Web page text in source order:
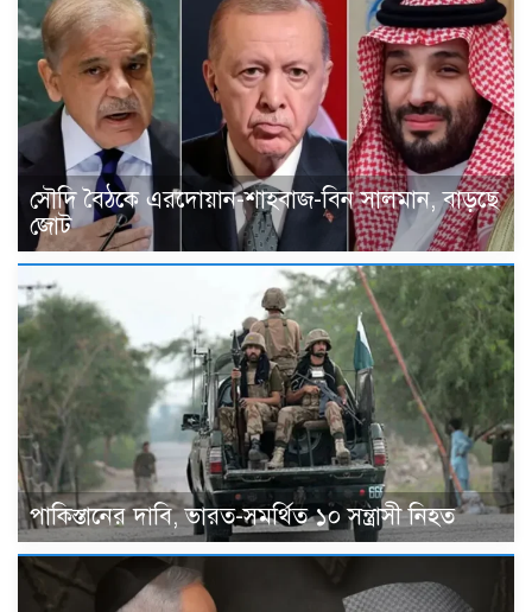
সৌদি বৈঠকে এরদোয়ান-শাহবাজ-বিন সালমান, বাড়ছে
জোট
পাকিস্তানের দাবি, ভারত-সমর্থিত ১০ সন্ত্রাসী নিহত